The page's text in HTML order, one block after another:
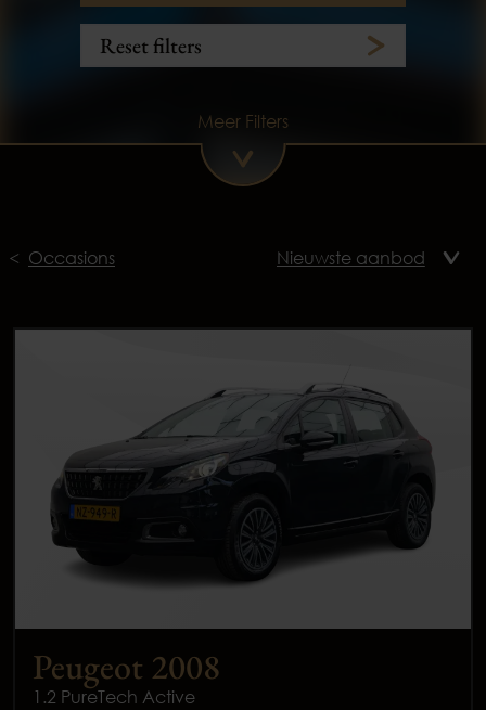
3.100 km 153.781 km
Reset filters
Meer Filters
Occasions
Peugeot 2008
1.2 PureTech Active